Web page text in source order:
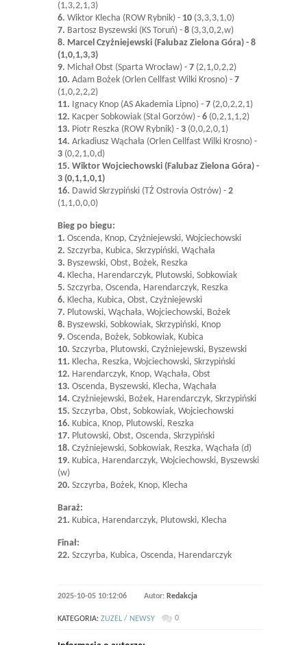
(1,3,2,1,3)
6. Wiktor Klecha (ROW Rybnik) - 10 (3,3,3,1,0)
7. Bartosz Byszewski (KS Toruń) - 8 (3,3,0,2,w)
8. Marcel Czyżniejewski (Falubaz Zielona Góra) - 8
(1,0,1,3,3)
9. Michał Obst (Sparta Wrocław) - 7 (2,1,0,2,2)
10. Adam Bożek (Orlen Cellfast Wilki Krosno) - 7
(1,0,2,2,2)
11. Ignacy Knop (AS Akademia Lipno) - 7 (2,0,2,2,1)
12. Kacper Sobkowiak (Stal Gorzów) - 6 (0,2,1,1,2)
13. Piotr Reszka (ROW Rybnik) - 3 (0,0,2,0,1)
14. Arkadiusz Wąchała (Orlen Cellfast Wilki Krosno) -
3 (0,2,1,0,d)
15. Wiktor Wojciechowski (Falubaz Zielona Góra) -
3 (0,1,1,0,1)
16. Dawid Skrzypiński (TŻ Ostrovia Ostrów) - 2
(1,1,0,0,0)
Bieg po biegu:
1. Oscenda, Knop, Czyżniejewski, Wojciechowski
2. Szczyrba, Kubica, Skrzypiński, Wąchała
3. Byszewski, Obst, Bożek, Reszka
4. Klecha, Harendarczyk, Plutowski, Sobkowiak
5. Szczyrba, Oscenda, Harendarczyk, Reszka
6. Klecha, Kubica, Obst, Czyżniejewski
7. Plutowski, Wąchała, Wojciechowski, Bożek
8. Byszewski, Sobkowiak, Skrzypiński, Knop
9. Oscenda, Bożek, Sobkowiak, Kubica
10. Szczyrba, Plutowski, Czyżniejewski, Byszewski
11. Klecha, Reszka, Wojciechowski, Skrzypiński
12. Harendarczyk, Knop, Wąchała, Obst
13. Oscenda, Byszewski, Klecha, Wąchała
14. Czyżniejewski, Bożek, Harendarczyk, Skrzypiński
15. Szczyrba, Obst, Sobkowiak, Wojciechowski
16. Kubica, Knop, Plutowski, Reszka
17. Plutowski, Obst, Oscenda, Skrzypiński
18. Czyżniejewski, Sobkowiak, Reszka, Wąchała (d)
19. Kubica, Harendarczyk, Wojciechowski, Byszewski
(w)
20. Szczyrba, Bożek, Knop, Klecha
Baraż:
21. Kubica, Harendarczyk, Plutowski, Klecha
Finał:
22. Szczyrba, Kubica, Oscenda, Harendarczyk
2025-10-05 10:12:06 Autor: Redakcja
KATEGORIA: ZUZEL / NEWSY 0